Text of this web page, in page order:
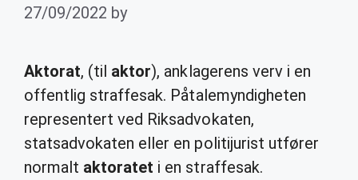
27/09/2022 by
Aktorat, (til aktor), anklagerens verv i en
offentlig straffesak. Påtalemyndigheten
representert ved Riksadvokaten,
statsadvokaten eller en politijurist utfører
normalt aktoratet i en straffesak.